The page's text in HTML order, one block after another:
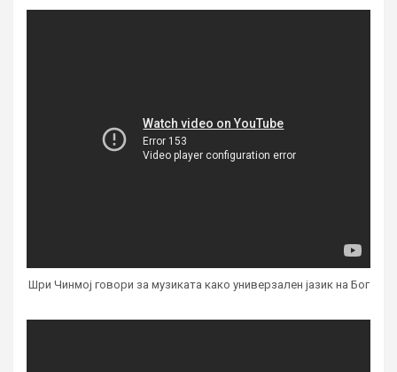
Шри Чинмој говори за музиката како универзален јазик на Бог